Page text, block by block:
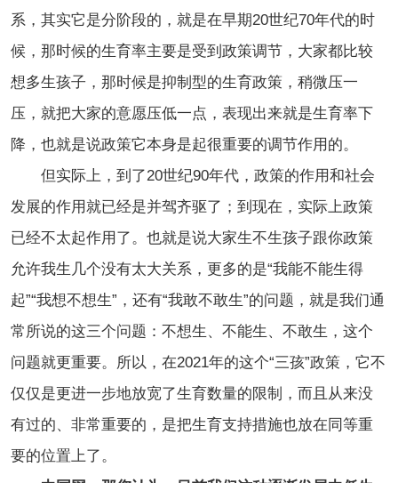
系，其实它是分阶段的，就是在早期20世纪70年代的时
候，那时候的生育率主要是受到政策调节，大家都比较
想多生孩子，那时候是抑制型的生育政策，稍微压一
压，就把大家的意愿压低一点，表现出来就是生育率下
降，也就是说政策它本身是起很重要的调节作用的。
但实际上，到了20世纪90年代，政策的作用和社会
发展的作用就已经是并驾齐驱了；到现在，实际上政策
已经不太起作用了。也就是说大家生不生孩子跟你政策
允许我生几个没有太大关系，更多的是“我能不能生得
起”“我想不想生”，还有“我敢不敢生”的问题，就是我们通
常所说的这三个问题：不想生、不能生、不敢生，这个
问题就更重要。所以，在2021年的这个“三孩”政策，它不
仅仅是更进一步地放宽了生育数量的限制，而且从来没
有过的、非常重要的，是把生育支持措施也放在同等重
要的位置上了。